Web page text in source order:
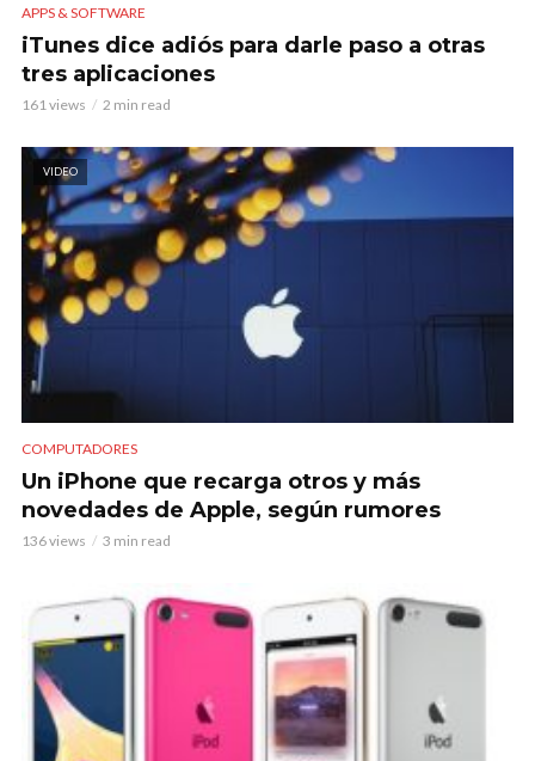
APPS & SOFTWARE
iTunes dice adiós para darle paso a otras
tres aplicaciones
161 views 2 min read
VIDEO
COMPUTADORES
Un iPhone que recarga otros y más
novedades de Apple, según rumores
136 views 3 min read